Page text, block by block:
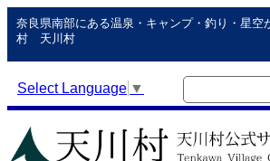
奈良県南部にある温泉・キャンプ・釣り・星空
村 天川村
Select Language ▼